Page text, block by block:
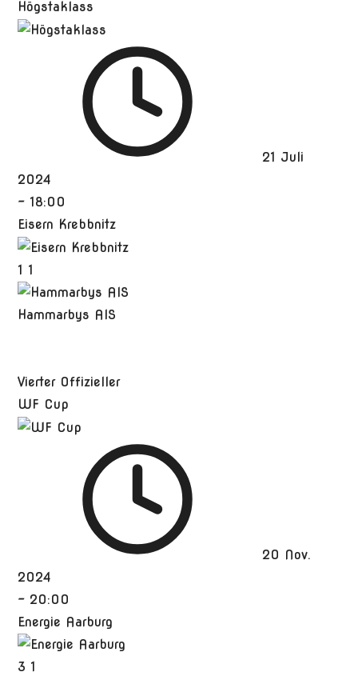
Högstaklass
21 Juli
2024
- 18:00
Eisern Krebbnitz
1 1
Hammarbys AIS
Vierter Offizieller
WF Cup
20 Nov.
2024
- 20:00
Energie Aarburg
3 1